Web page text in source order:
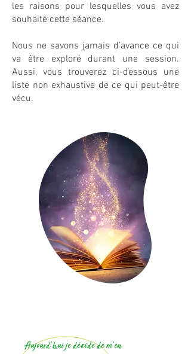
les raisons pour lesquelles vous avez
souhaité cette séance.
Nous ne savons jamais d’avance ce qui
va être exploré durant une session.
Aussi, vous trouverez ci-dessous une
liste non exhaustive de ce qui peut-être
vécu.
Aujourd’hui je décide de m'en